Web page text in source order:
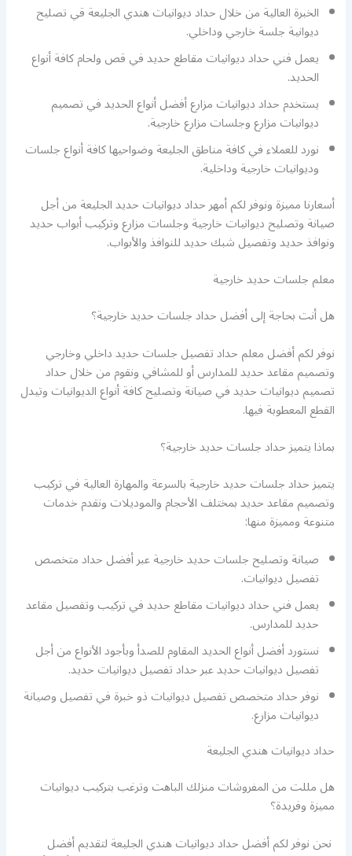
الخبرة العالية من خلال حداد ديوانيات هندي الجليعة قي تصليح
ديوانية جلسة خارجي وداخلي.
يعمل فني حداد ديوانيات مقاطع حديد في قص ولحام كافة أنواع
الحديد.
يستخدم حداد ديوانيات مزارع أفضل أنواع الحديد في تصميم
ديوانيات مزارع وجلسات مزارع خارجية.
نورد للعملاء في كافة مناطق الجليعة وضواحيها كافة أنواع جلسات
وديوانيات خارجية وداخلية.
أسعارنا مميزة ونوفر لكم أمهر حداد ديوانيات حديد الجليعة من أجل
صيانة وتصليح ديوانيات خارجية وجلسات مزارع وتركيب أبواب حديد
ونوافذ حديد وتفصيل شبك حديد للنوافذ والأبواب.
معلم جلسات حديد خارجية
هل أنت بحاجة إلى أفضل حداد جلسات حديد خارجية؟
نوفر لكم أفضل معلم حداد تفصيل جلسات حديد داخلي وخارجي
وتصميم مقاعد حديد للمدارس أو للمشافي ونقوم من خلال حداد
تصميم ديوانيات حديد في صيانة وتصليح كافة أنواع الديوانيات وتيدل
القطع المعطوبة فيها.
بماذا يتميز حداد جلسات حديد خارجية؟
يتميز حداد جلسات حديد خارجية بالسرعة والمهارة العالية في تركيب
وتصميم مقاعد حديد بمختلف الأحجام والموديلات ونقدم خدمات
متنوعة ومميزة منها:
صيانة وتصليح جلسات حديد خارجية عبر أفضل حداد متخصص
تفصيل ديوانيات.
يعمل فني حداد ديوانيات مقاطع حديد في تركيب وتفصيل مقاعد
حديد للمدارس.
نستورد أفضل أنواع الحديد المقاوم للصدأ وبأجود الأنواع من أجل
تفصيل ديوانيات حديد عبر حداد تفصيل ديوانيات حديد.
نوفر حداد متخصص تفصيل ديوانيات ذو خبرة في تفصيل وصيانة
ديوانيات مزارع.
حداد ديوانيات هندي الجليعة
هل مللت من المفروشات منزلك الباهت وترغب بتركيب ديوانيات
مميزة وفريدة؟
نحن نوفر لكم أفضل حداد ديوانيات هندي الجليعة لتقديم أفضل